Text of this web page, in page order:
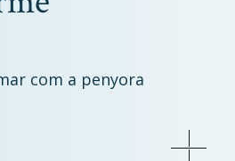
com a penyora